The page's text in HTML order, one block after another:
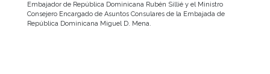
Embajador de República Dominicana Rubén Sillié y el Ministro
Consejero Encargado de Asuntos Consulares de la Embajada de
República Dominicana Miguel D. Mena.